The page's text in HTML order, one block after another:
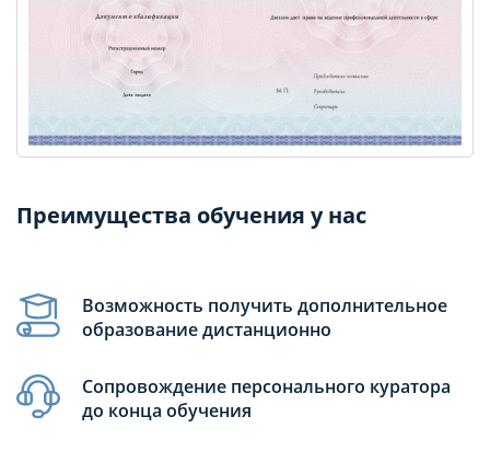
Преимущества обучения у нас
Возможность получить дополнительное
образование дистанционно
Сопровождение персонального куратора
до конца обучения